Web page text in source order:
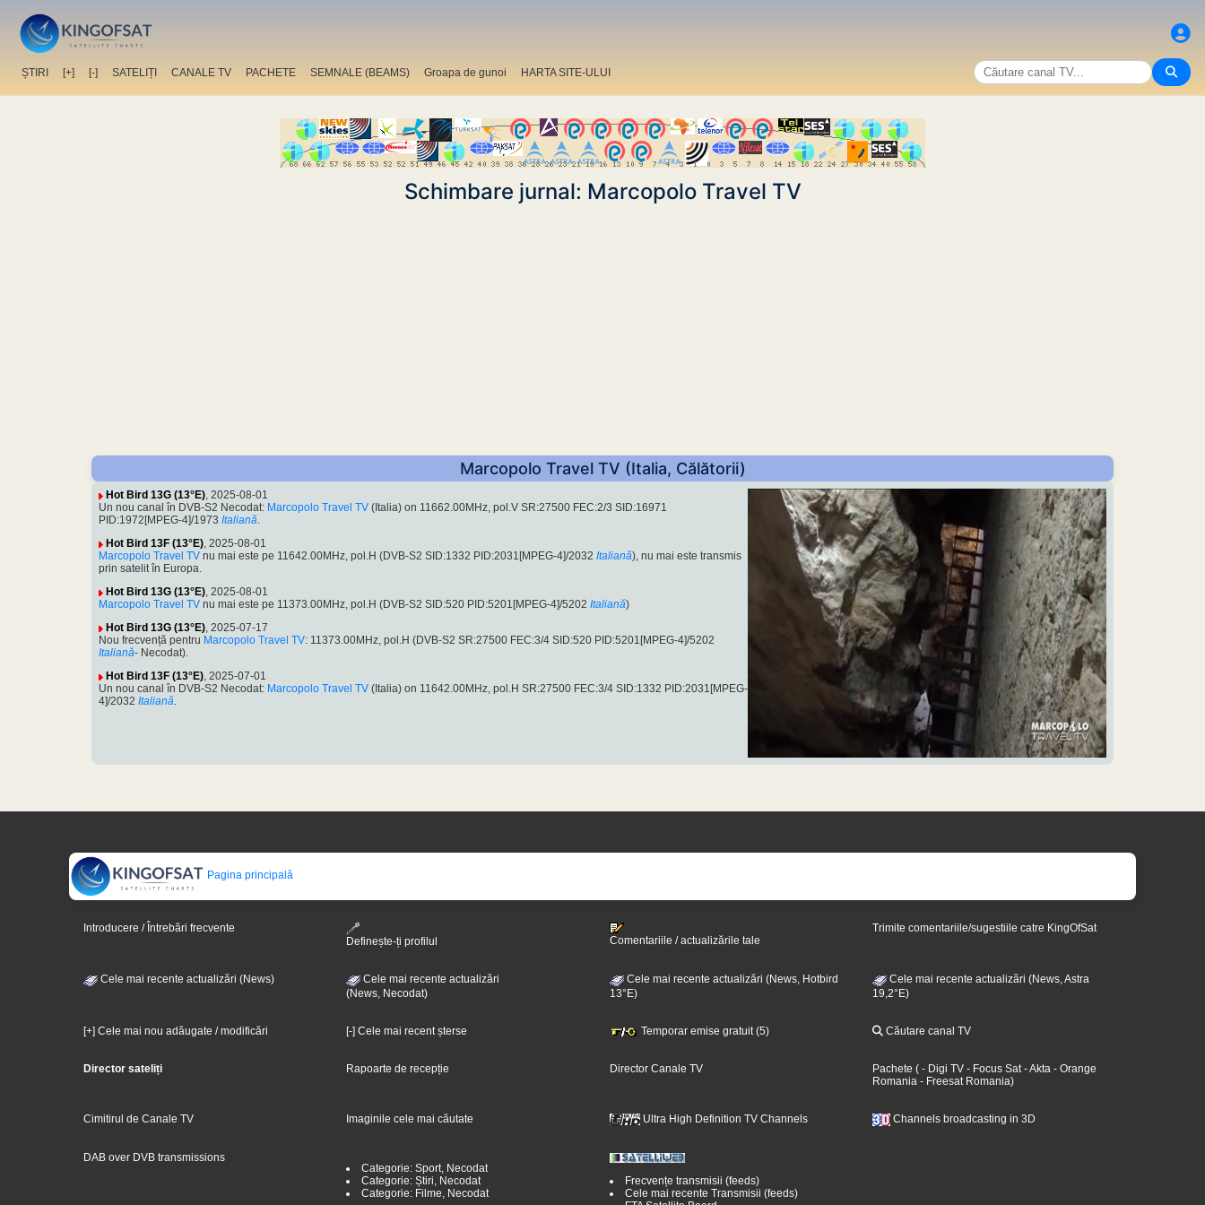
ȘTIRI [+] [-] SATELIȚI CANALE TV PACHETE SEMNALE (BEAMS) Groapa de gunoi HARTA SITE-ULUI
Schimbare jurnal: Marcopolo Travel TV
Marcopolo Travel TV (Italia, Călătorii)
Hot Bird 13G (13°E), 2025-08-01
Un nou canal în DVB-S2 Necodat: Marcopolo Travel TV (Italia) on 11662.00MHz, pol.V SR:27500 FEC:2/3 SID:16971
PID:1972[MPEG-4]/1973 Italiană.
Hot Bird 13F (13°E), 2025-08-01
Marcopolo Travel TV nu mai este pe 11642.00MHz, pol.H (DVB-S2 SID:1332 PID:2031[MPEG-4]/2032 Italiană), nu mai este transmis
prin satelit în Europa.
Hot Bird 13G (13°E), 2025-08-01
Marcopolo Travel TV nu mai este pe 11373.00MHz, pol.H (DVB-S2 SID:520 PID:5201[MPEG-4]/5202 Italiană)
Hot Bird 13G (13°E), 2025-07-17
Nou frecvență pentru Marcopolo Travel TV: 11373.00MHz, pol.H (DVB-S2 SR:27500 FEC:3/4 SID:520 PID:5201[MPEG-4]/5202
Italiană- Necodat).
Hot Bird 13F (13°E), 2025-07-01
Un nou canal în DVB-S2 Necodat: Marcopolo Travel TV (Italia) on 11642.00MHz, pol.H SR:27500 FEC:3/4 SID:1332 PID:2031[MPEG-
4]/2032 Italiană.
Pagina principală
Introducere / Întrebări frecvente
Definește-ți profilul
Comentariile / actualizările tale
Trimite comentariile/sugestiile catre KingOfSat
Cele mai recente actualizări (News)
Cele mai recente actualizări
(News, Necodat)
Cele mai recente actualizări (News, Hotbird
13°E)
Cele mai recente actualizări (News, Astra
19,2°E)
[+] Cele mai nou adăugate / modificări [-] Cele mai recent șterse Temporar emise gratuit (5) Căutare canal TV
Director sateliți Rapoarte de recepție Director Canale TV Pachete (- Digi TV - Focus Sat- Akta - Orange
Romania - Freesat Romania)
Cimitirul de Canale TV Imaginile cele mai căutate Ultra High Definition TV Channels Channels broadcasting in 3D
DAB over DVB transmissions
Categorie: Sport, Necodat
Categorie: Știri, Necodat
Categorie: Filme, Necodat
Frecvențe transmisii (feeds)
Cele mai recente Transmisii (feeds)